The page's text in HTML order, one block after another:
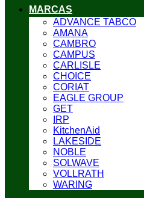
MARCAS
ADVANCE TABCO
AMANA
CAMBRO
CAMPUS
CARLISLE
CHOICE
CORIAT
EAGLE GROUP
GET
IRP
KitchenAid
LAKESIDE
NOBLE
SOLWAVE
VOLLRATH
WARING